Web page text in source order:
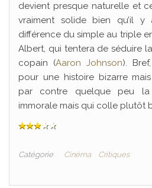
devient presque naturelle et
vraiment solide bien qu’il
différence du simple au triple
Albert, qui tentera de séduire
copain (Aaron Johnson).
pour une histoire bizarre
par contre quelque peu
immorale mais qui colle plutôt
Catégorie Cinéma Critiques